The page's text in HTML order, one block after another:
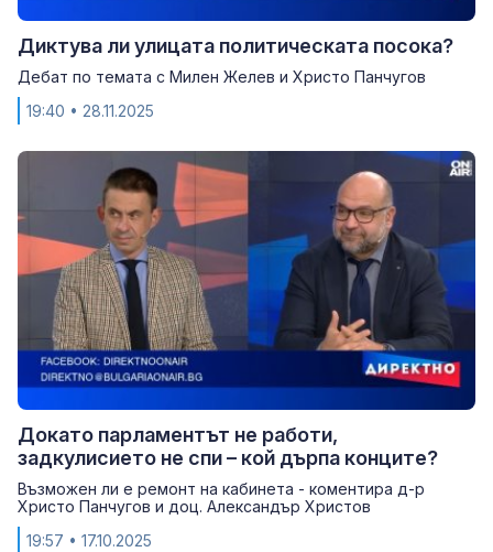
Диктува ли улицата политическата посока?
Дебат по темата с Милен Желев и Христо Панчугов
19:40 • 28.11.2025
Докато парламентът не работи,
задкулисието не спи – кой дърпа конците?
Възможен ли е ремонт на кабинета - коментира д-р
Христо Панчугов и доц. Александър Христов
19:57 • 17.10.2025